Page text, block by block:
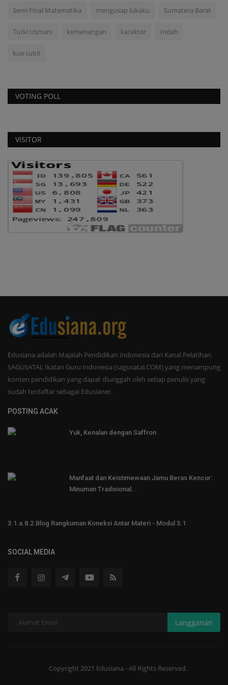
Semi Final Matematika mengusap lukaku Sumatera Barat
Turki Usmani kemenangan karakter Indah
kue cubit
VOTING POLL
VISITOR
Edusiana adalah Majalah Pendidikan Indonesia dari Kanal Pelatihan
SAGUSATAL Ikatan Guru Indonesia (sagusatal.COM) yang menampung
konten pendidikan yang dapat diunggah oleh setiap penulis yang
sudah terdaftar sebagai Edusianer.
POSTING ACAK
Yuk, Kenalan dengan Saffron
Manfaat dan Keistimewaan Jamu Beras Kencur:
Minuman Tradisional...
3.1.a.8.2.Blog Rangkuman Koneksi Antar Materi - Modul 3.1
SOCIAL MEDIA
Langganan
Copyright 2021 Edusiana - All Rights Reserved.